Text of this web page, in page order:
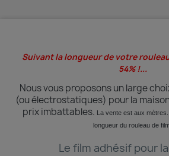
Suivant la longueur de votre rouleau
54% !...
Nous vous proposons un large
(ou électrostatiques) pour la
prix imbattables.
La vente est aux
longueur du rouleau de
Le film adhésif pour